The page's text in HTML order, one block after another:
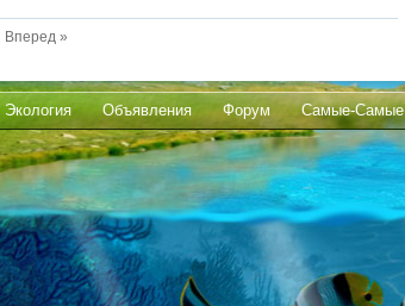
Вперед »
Экология Объявления Форум Самые-Самые